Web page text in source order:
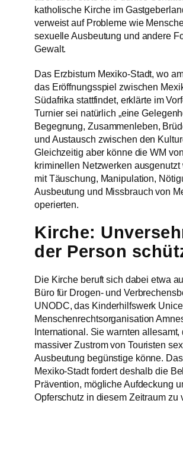
katholische Kirche im
verweist auf Probleme wie
sexuelle Ausbeutung und andere
Gewalt.
Das Erzbistum Mexiko-Stadt, wo
das Eröffnungsspiel zwischen
Südafrika stattfindet, erklärte im
Turnier sei natürlich „eine
Begegnung, Zusammenleben,
und Austausch zwischen den
Gleichzeitig aber könne die WM von
kriminellen Netzwerken ausgenutzt
mit Täuschung, Manipulation,
Ausbeutung und Missbrauch von
operierten.
Kirche:
der Person
Die Kirche beruft sich dabei etwa
Büro für Drogen- und
UNODC, das Kinderhilfswerk
Menschenrechtsorganisation
International. Sie warnten allesamt,
massiver Zustrom von Touristen
Ausbeutung begünstige könne.
Mexiko-Stadt fordert deshalb die
Prävention, mögliche Aufdeckung
Opferschutz in diesem Zeitraum zu